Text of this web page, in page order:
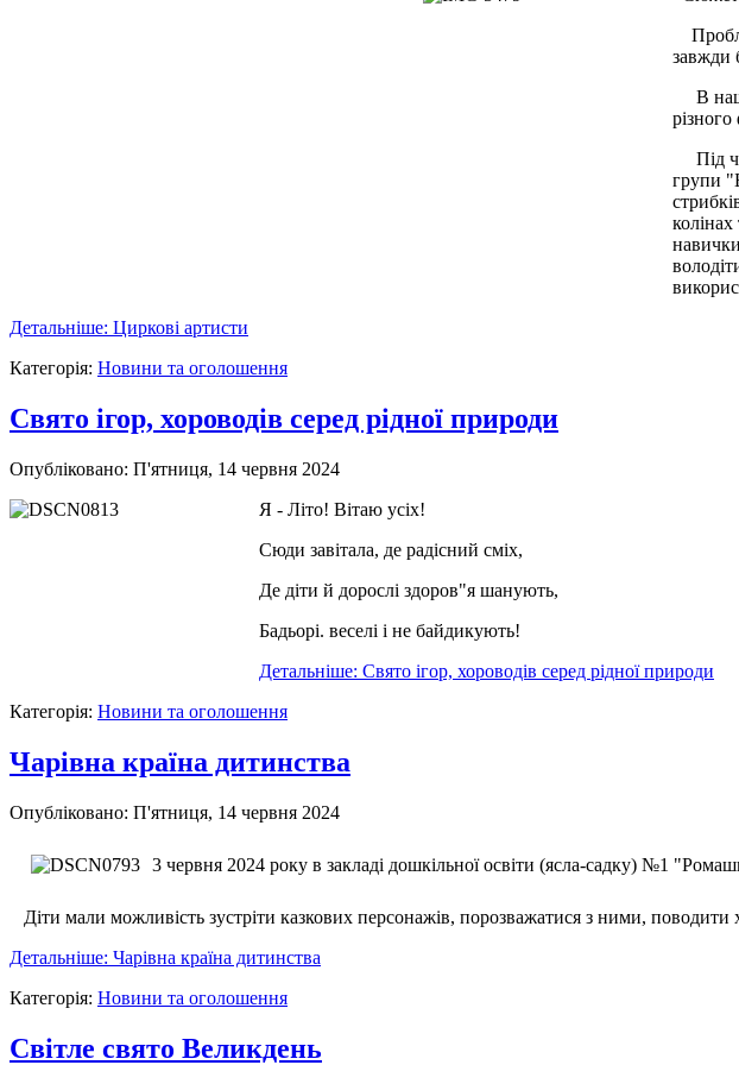
завжди
В
Під
групи
Детальніше: Циркові артисти
Категорія: Новини та оголошення
Свято ігор, хороводів серед рідної природи
Опубліковано: П'ятниця, 14 червня 2024
Я - Літо! Вітаю усіх!
Сюди завітала, де радісний сміх,
Де діти й дорослі здоров"я шанують,
Бадьорі. веселі і не байдикують!
Детальніше: Свято ігор, хороводів серед рідної природи
Категорія: Новини та оголошення
Чарівна країна дитинства
Опубліковано: П'ятниця, 14 червня 2024
3 червня 2024 року в закладі дошкільної освіти (ясла-садку) №1
Діти мали можливість зустріти казкових персонажів, порозважатися з ними, поводити
Детальніше: Чарівна країна дитинства
Категорія: Новини та оголошення
Cвітле свято Великдень